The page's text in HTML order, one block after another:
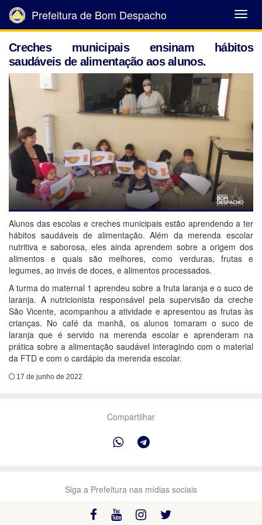
Abrir
Menu
Prefeitura de Bom Despacho
Creches municipais ensinam hábitos
saudáveis de alimentação aos alunos.
Alunos das escolas e creches municipais estão aprendendo a ter
hábitos saudáveis de alimentação. Além da merenda escolar
nutritiva e saborosa, eles ainda aprendem sobre a origem dos
alimentos e quais são melhores, como verduras, frutas e
legumes, ao invés de doces, e alimentos processados.
A turma do maternal 1 aprendeu sobre a fruta laranja e o suco de
laranja. A nutricionista responsável pela supervisão da creche
São Vicente, acompanhou a atividade e apresentou as frutas às
crianças. No café da manhã, os alunos tomaram o suco de
laranja que é servido na merenda escolar e aprenderam na
prática sobre a alimentação saudável interagindo com o material
da FTD e com o cardápio da merenda escolar.
17 de junho de 2022
Compartilhar
Siga a Prefeitura nas mídias sociais